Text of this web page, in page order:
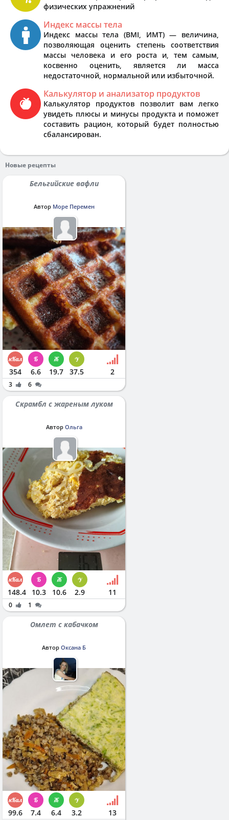
физических упражнений
Индекс массы тела
Индекс массы тела (BMI, ИМТ) — величина,
позволяющая оценить степень соответствия
массы человека и его роста и, тем самым,
косвенно оценить, является ли масса
недостаточной, нормальной или избыточной.
Калькулятор и анализатор продуктов
Калькулятор продуктов позволит вам легко
увидеть плюсы и минусы продукта и поможет
составить рацион, который будет полностью
сбалансирован.
Новые рецепты
Бельгийские вафли
Автор Море Перемен
354 6.6 19.7 37.5 2
3 6
Скрамбл с жареным луком
Автор Ольга
148.4 10.3 10.6 2.9 11
0 1
Омлет с кабачком
Автор Оксана Б
99.6 7.4 6.4 3.2 13